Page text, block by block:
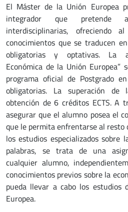
El Máster de la Unión Europea
integrador que pretende
interdisciplinarias, ofreciendo
conocimientos que se traducen
obligatorias y optativas. La
Económica de la Unión
programa oficial de Postgrado
obligatorias. La superación
obtención de 6 créditos ECTS. A
asegurar que el alumno posea el
que le permita enfrentarse al resto
los estudios especializados sobre
palabras, se trata de una
cualquier alumno,
conocimientos previos sobre la
pueda llevar a cabo los estudios
Europea.